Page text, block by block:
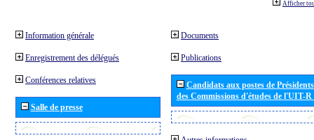
Afficher
Information générale
Enregistrement des délégués
Conférences relatives
Salle de presse
Documents
Publications
Candidats aux postes de
des Commissions d'études de l'UIT-